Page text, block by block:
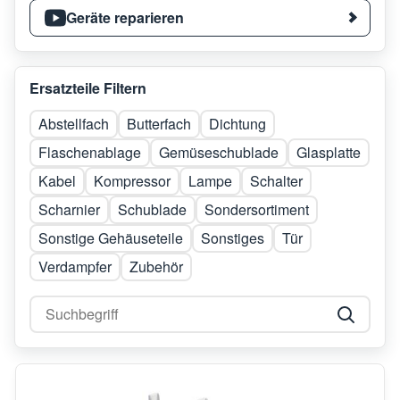
Geräte reparieren
Ersatzteile Filtern
Abstellfach
Butterfach
Dichtung
Flaschenablage
Gemüseschublade
Glasplatte
Kabel
Kompressor Lampe
Schalter
Scharnier
Schublade
Sondersortiment
Sonstige Gehäuseteile
Sonstiges
Tür
Verdampfer
Zubehör